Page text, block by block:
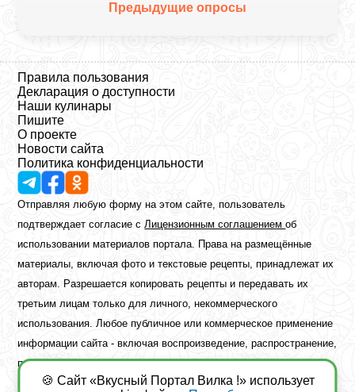
Предыдущие опросы
Правила пользования
Декларация о доступности
Наши кулинары
Пишите
О проекте
Новости сайта
Политика конфиденциальности
Отправляя любую форму на этом сайте, пользователь
подтверждает согласие сЛицензионным соглашениемоб
использовании материалов портала. Права на размещённые
материалы, включая фото и текстовые рецепты, принадлежат их
авторам. Разрешается копировать рецепты и передавать их
третьим лицам только для личного, некоммерческого
использования. Любое публичное или коммерческое применение
информации сайта - включая воспроизведение, распространение,
публикацию или обработку - возможно лишь при наличии
предварительного письменного разрешения правообладателя.
🍪 Сайт «Вкусный Портал Вилка !» использует